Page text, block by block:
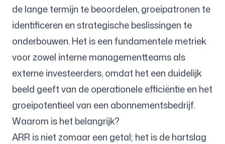
de lange termijn te beoordelen, groeipatronen te
identificeren en strategische beslissingen te
onderbouwen. Het is een fundamentele metriek
voor zowel interne managementteams als
externe investeerders, omdat het een duidelijk
beeld geeft van de operationele efficiëntie en het
groeipotentieel van een abonnementsbedrijf.
Waarom is het belangrijk?
ARR is niet zomaar een getal; het is de hartslag